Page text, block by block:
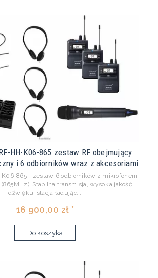
HH-K06-865 zestaw RF obejmujący
i 6 odbiorników wraz z akcesoriami
K06-865 - zestaw 6 odbiorników z mikrofonem
Stabilna transmisja, wysoka jakość
dźwięku, stacja ładując...
16 900,00 zł *
Do koszyka